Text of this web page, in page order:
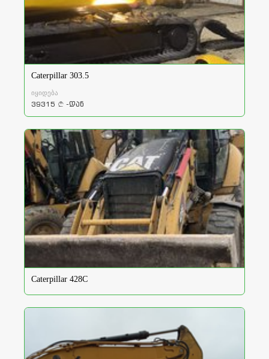
Caterpillar 303.5
იყიდება
39315 a -დან
Caterpillar 428C